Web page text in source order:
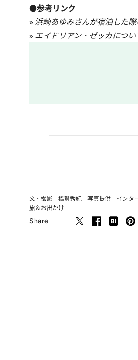
●参考リンク
» 浜崎あゆみさんが宿泊した
» エイドリアン・ゼッカについ
文・撮影＝橋賀秀紀 写真提供＝インタ
旅＆お出かけ
Share